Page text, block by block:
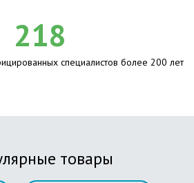
218
специалистов более 200 лет
товары